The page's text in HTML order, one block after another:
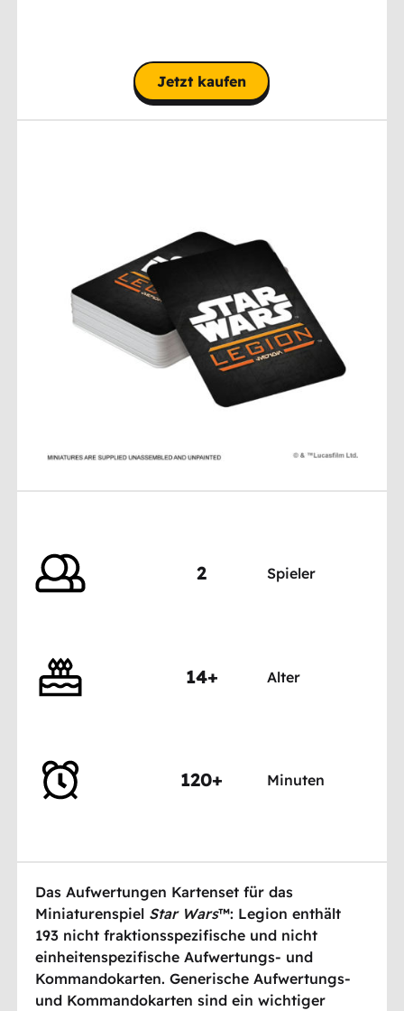
Jetzt kaufen
2 Spieler
14+ Alter
120+ Minuten
Das Aufwertungen Kartenset für das
Miniaturenspiel Star Wars™: Legion enthält
193 nicht fraktionsspezifische und nicht
einheitenspezifische Aufwertungs- und
Kommandokarten. Generische Aufwertungs-
und Kommandokarten sind ein wichtiger